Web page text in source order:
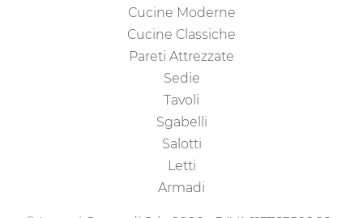
Cucine Moderne
Cucine Classiche
Pareti Attrezzate
Sedie
Tavoli
Sgabelli
Salotti
Letti
Armadi